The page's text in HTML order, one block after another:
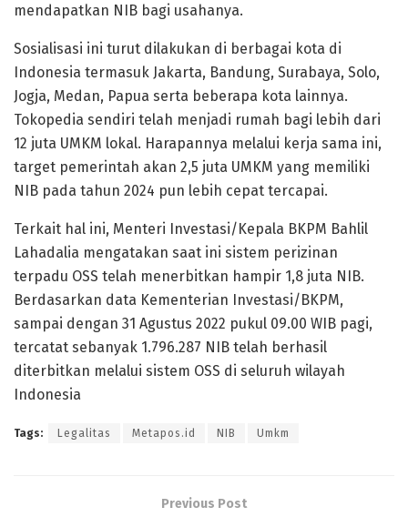
mendapatkan NIB bagi usahanya.
Sosialisasi ini turut dilakukan di berbagai kota di
Indonesia termasuk Jakarta, Bandung, Surabaya, Solo,
Jogja, Medan, Papua serta beberapa kota lainnya.
Tokopedia sendiri telah menjadi rumah bagi lebih dari
12 juta UMKM lokal. Harapannya melalui kerja sama ini,
target pemerintah akan 2,5 juta UMKM yang memiliki
NIB pada tahun 2024 pun lebih cepat tercapai.
Terkait hal ini, Menteri Investasi/Kepala BKPM Bahlil
Lahadalia mengatakan saat ini sistem perizinan
terpadu OSS telah menerbitkan hampir 1,8 juta NIB.
Berdasarkan data Kementerian Investasi/BKPM,
sampai dengan 31 Agustus 2022 pukul 09.00 WIB pagi,
tercatat sebanyak 1.796.287 NIB telah berhasil
diterbitkan melalui sistem OSS di seluruh wilayah
Indonesia
Tags: Legalitas Metapos.id NIB Umkm
Previous Post